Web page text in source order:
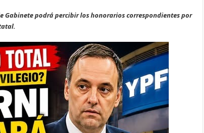
Gabinete podrá percibir los honorarios correspondientes por